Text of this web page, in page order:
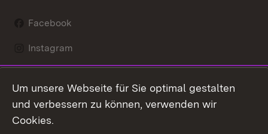
Facebook
Instagram
Social Wall
Youtube
Um unsere Webseite für Sie optimal gestalten
und verbessern zu können, verwenden wir
Cookies.